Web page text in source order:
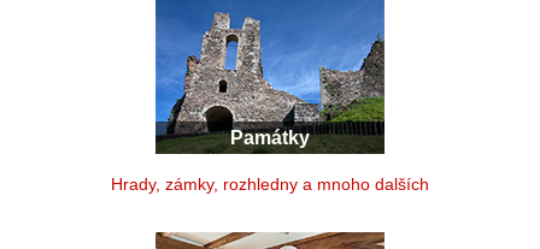
Památky
Hrady, zámky, rozhledny a mnoho dalších